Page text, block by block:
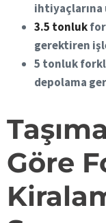
ihtiyaçlarına
3.5 tonluk
gerektiren
5 tonluk
depolama
Göre